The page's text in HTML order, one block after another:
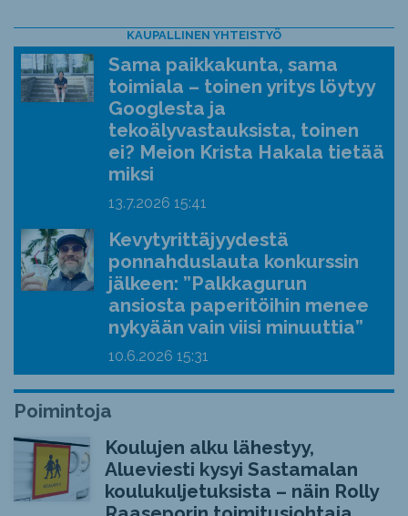
KAUPALLINEN YHTEISTYÖ
Sama paikkakunta, sama
toimiala – toinen yritys löytyy
Googlesta ja
tekoälyvastauksista, toinen
ei? Meion Krista Hakala tietää
miksi
13.7.2026 15:41
Kevytyrittäjyydestä
ponnahduslauta konkurssin
jälkeen: ”Palkkagurun
ansiosta paperitöihin menee
nykyään vain viisi minuuttia”
10.6.2026 15:31
Poimintoja
Koulujen alku lähestyy,
Alueviesti kysyi Sastamalan
koulukuljetuksista – näin Rolly